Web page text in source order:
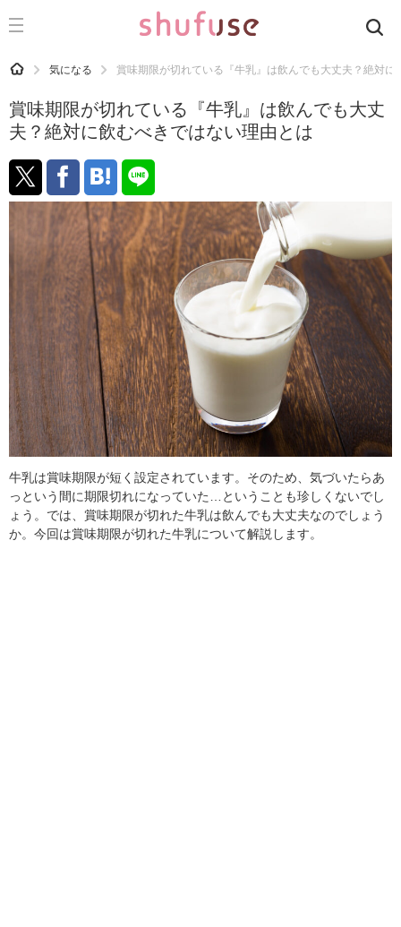
CATEGORY 記事カテゴリ
運気
洗濯
生活の知恵
お金
掃除
マナー
趣味
食材辞典
おすすめ
HOME 気になる 賞味期限が切れている『牛乳』は飲んでも大丈夫？絶対に
賞味期限が切れている『牛乳』は飲んでも大丈
夫？絶対に飲むべきではない理由とは
牛乳は賞味期限が短く設定されています。そのため、気づいたらあ
っという間に期限切れになっていた…ということも珍しくないでし
ょう。では、賞味期限が切れた牛乳は飲んでも大丈夫なのでしょう
か。今回は賞味期限が切れた牛乳について解説します。